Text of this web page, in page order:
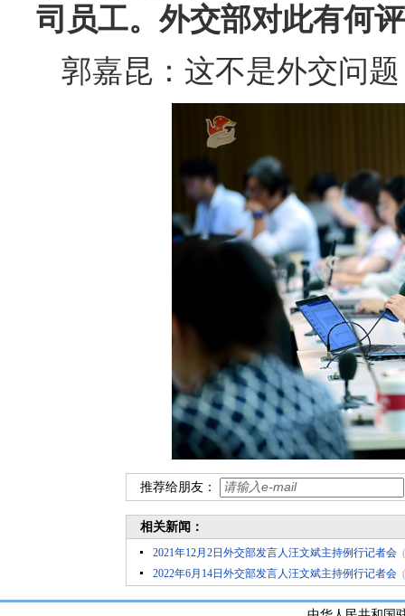
司员工。外交部对此有何
郭嘉昆：这不是外交问
推荐给朋友：
相关新闻：
2021年12月2日外交部发言人汪文斌主持例行记者会
2022年6月14日外交部发言人汪文斌主持例行记者会